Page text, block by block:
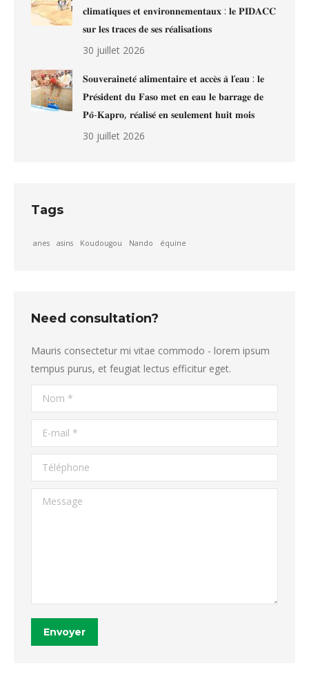
𝐜𝐥𝐢𝐦𝐚𝐭𝐢𝐪𝐮𝐞𝐬 𝐞𝐭 𝐞𝐧𝐯𝐢𝐫𝐨𝐧𝐧𝐞𝐦𝐞𝐧𝐭𝐚𝐮𝐱 : 𝐥𝐞 𝐏𝐈𝐃𝐀𝐂𝐂
𝐬𝐮𝐫 𝐥𝐞𝐬 𝐭𝐫𝐚𝐜𝐞𝐬 𝐝𝐞 𝐬𝐞𝐬 𝐫𝐞́𝐚𝐥𝐢𝐬𝐚𝐭𝐢𝐨𝐧𝐬
30 juillet 2026
𝐒𝐨𝐮𝐯𝐞𝐫𝐚𝐢𝐧𝐞𝐭𝐞́ 𝐚𝐥𝐢𝐦𝐞𝐧𝐭𝐚𝐢𝐫𝐞 𝐞𝐭 𝐚𝐜𝐜𝐞̀𝐬 𝐚̀ 𝐥’𝐞𝐚𝐮 : 𝐥𝐞
𝐏𝐫𝐞́𝐬𝐢𝐝𝐞𝐧𝐭 𝐝𝐮 𝐅𝐚𝐬𝐨 𝐦𝐞𝐭 𝐞𝐧 𝐞𝐚𝐮 𝐥𝐞 𝐛𝐚𝐫𝐫𝐚𝐠𝐞 𝐝𝐞
𝐏𝐨̂-𝐊𝐚𝐩𝐫𝐨, 𝐫𝐞́𝐚𝐥𝐢𝐬𝐞́ 𝐞𝐧 𝐬𝐞𝐮𝐥𝐞𝐦𝐞𝐧𝐭 𝐡𝐮𝐢𝐭 𝐦𝐨𝐢𝐬
30 juillet 2026
Tags
anes asins Koudougou Nando équine
Need consultation?
Mauris consectetur mi vitae commodo - lorem ipsum
tempus purus, et feugiat lectus efficitur eget.
Nom *
E-mail *
Téléphone
Message
Envoyer